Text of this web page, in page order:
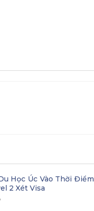
Học Úc Vào Thời Điểm
2 Xét Visa